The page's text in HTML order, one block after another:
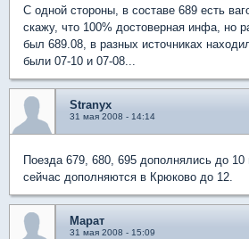
С одной стороны, в составе 689 есть
скажу, что 100% достоверная инфа, но
был 689.08, в разных источниках
были 07-10 и 07-08...
Stranyx
31 мая 2008 - 14:14
Поезда 679, 680, 695 дополнялись до 10
сейчас дополняются в Крюково до 12.
Марат
31 мая 2008 - 15:09